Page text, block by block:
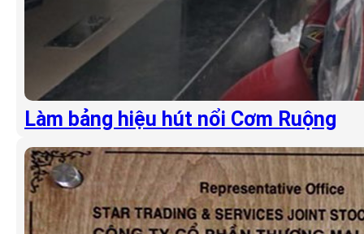
Làm bảng hiệu hút nổi Cơm Ruộng